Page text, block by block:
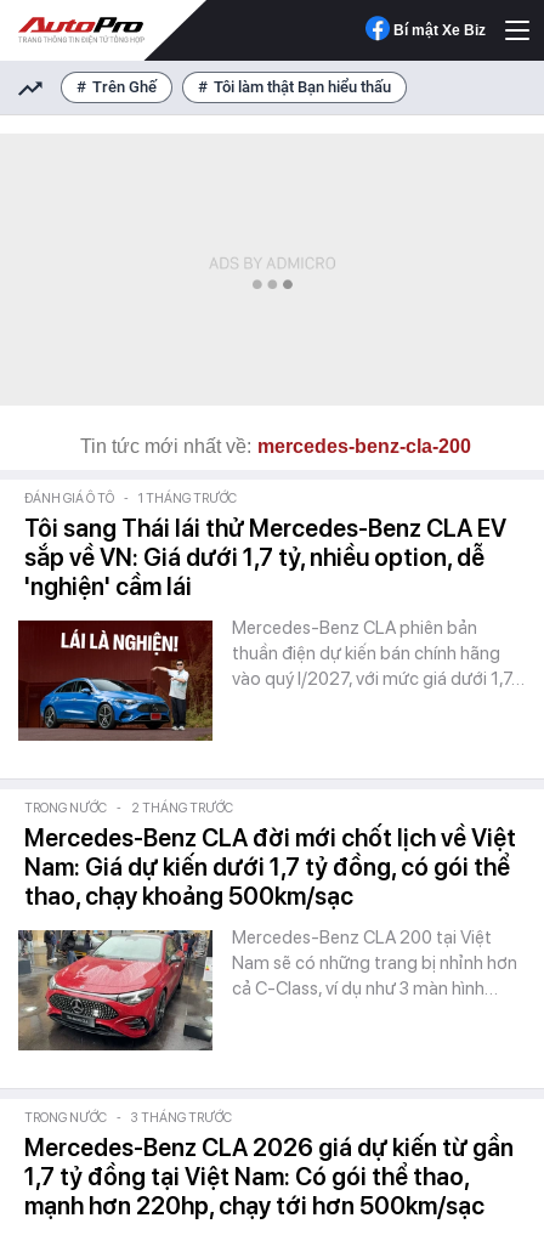
Bí mật Xe Biz
Trên Ghế Tôi làm thật Bạn hiểu thấu
Tin tức mới nhất về: mercedes-benz-cla-200
ĐÁNH GIÁ Ô TÔ - 1 THÁNG TRƯỚC
Tôi sang Thái lái thử Mercedes-Benz CLA EV
sắp về VN: Giá dưới 1,7 tỷ, nhiều option, dễ
'nghiện' cầm lái
Mercedes-Benz CLA phiên bản
thuần điện dự kiến bán chính hãng
vào quý I/2027, với mức giá dưới 1,7…
TRONG NƯỚC - 2 THÁNG TRƯỚC
Mercedes-Benz CLA đời mới chốt lịch về Việt
Nam: Giá dự kiến dưới 1,7 tỷ đồng, có gói thể
thao, chạy khoảng 500km/sạc
Mercedes-Benz CLA 200 tại Việt
Nam sẽ có những trang bị nhỉnh hơn
cả C-Class, ví dụ như 3 màn hình…
TRONG NƯỚC - 3 THÁNG TRƯỚC
Mercedes-Benz CLA 2026 giá dự kiến từ gần
1,7 tỷ đồng tại Việt Nam: Có gói thể thao,
mạnh hơn 220hp, chạy tới hơn 500km/sạc